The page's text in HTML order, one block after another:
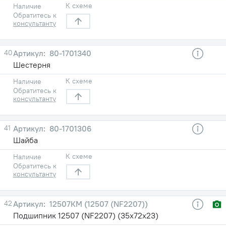
Наличие
Обратитесь к
консультанту
К схеме
40
80-1701340
Шестерня
Наличие
Обратитесь к
консультанту
К схеме
41
80-1701306
Шайба
Наличие
Обратитесь к
консультанту
К схеме
42
12507КМ (12507 (NF2207))
Подшипник 12507 (NF2207) (35х72х23)